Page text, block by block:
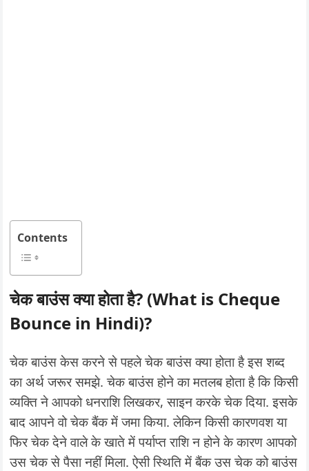
Contents
चेक बाउंस क्या होता है? (What is Cheque
Bounce in Hindi)?
चेक बाउंस केस करने से पहले चेक बाउंस क्या होता है इस शब्द
का अर्थ जरूर समझे. चेक बाउंस होने का मतलब होता है कि किसी
व्यक्ति ने आपको धनराशि लिखकर, साइन करके चेक दिया. इसके
बाद आपने वो चेक बैंक में जमा किया. लेकिन किसी कारणवश या
फिर चेक देने वाले के खाते में पर्याप्त राशि न होने के कारण आपको
उस चेक से पैसा नहीं मिला. ऐसी स्थिति में बैंक उस चेक को बाउंस